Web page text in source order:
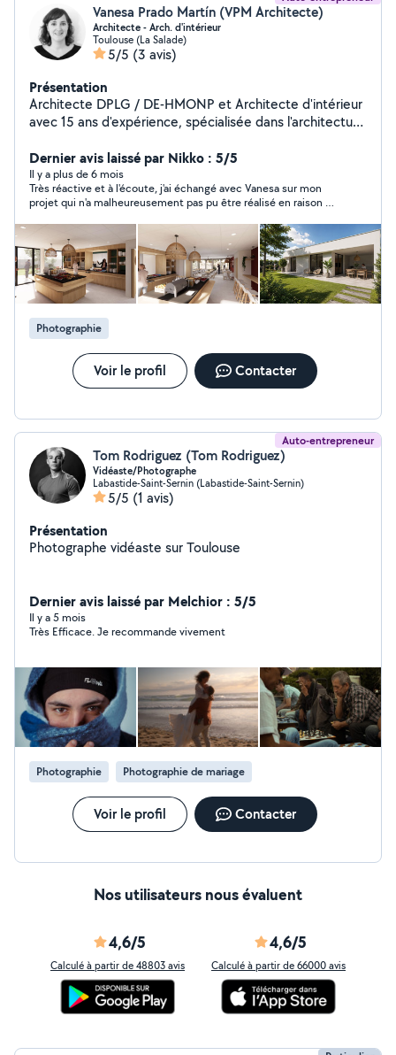
Vanesa Prado Martín (VPM Architecte)
Architecte - Arch. d'intérieur
Toulouse (La Salade)
5/5 (3 avis)
Présentation
Architecte DPLG / DE-HMONP et Architecte d'intérieur
avec 15 ans d'expérience, spécialisée dans l'architecture
PARTICULIERS : Construction, Extension, Surélévation,
Réaménagement dans le neuf ou pour revaloriser votre
logement actuel. Rénovation d'appartement ou maison |
Réaménagement ou optimisation d'espaces |
Décoration d'intérieur Perspectives ou images 3D |
Photographie architecturale Conseils achat, de vente,
de travaux Conseils VEFA PROFESSIONNELS :
Commerces, Bureaux, ERP, Tertiaire ADMINISTRATIF :
Permis de construire (aussi >150 m2) | Déclaration
préalable | Déclaration d'enseigne | Déclaration travaux
SUIVI DE TRAVAUX - MAITRE D'OEUVRE Je vous
accompagne de la conception et plans au suivi de
chantier, jusqu'à la remise de clés ! N'hésitez pas à
visiter notre site et à nous contacter ! vpm-architecture.
Dernier avis laissé par Nikko : 5/5
Il y a plus de 6 mois
Très réactive et à l'écoute, j'ai échangé avec Vanesa sur mon
projet qui n'a malheureusement pas pu être réalisé en raison du
Photographie
Voir le profil Contacter
Auto-entrepreneur
Tom Rodriguez (Tom Rodriguez)
Vidéaste/Photographe
Labastide-Saint-Sernin (Labastide-Saint-Sernin)
5/5 (1 avis)
Présentation
Photographe vidéaste sur Toulouse
Dernier avis laissé par Melchior : 5/5
Il y a 5 mois
Très Efficace. Je recommande vivement
Photographie Photographie de mariage
Voir le profil Contacter
Nos utilisateurs nous évaluent
4,6/5
Calculé à partir de 48803 avis
4,6/5
Calculé à partir de 66000 avis